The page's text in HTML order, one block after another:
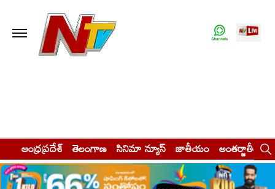
ఆంధ్రప్రదేశ్ తెలంగాణ సినిమా న్యూస్ జాతీయం అంతర్జాతీయం